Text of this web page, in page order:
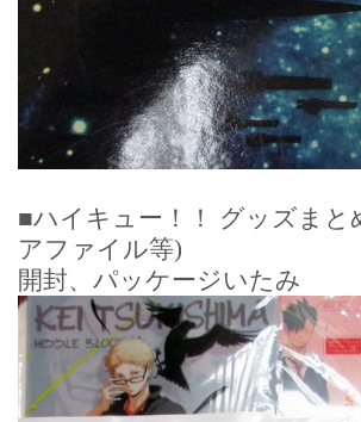
■ハイキュー！！ グッズま
アファイル等)
開封、パッケージいたみ